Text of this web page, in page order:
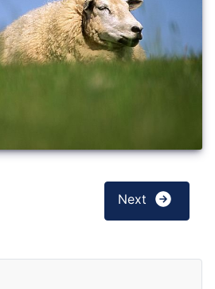
Next